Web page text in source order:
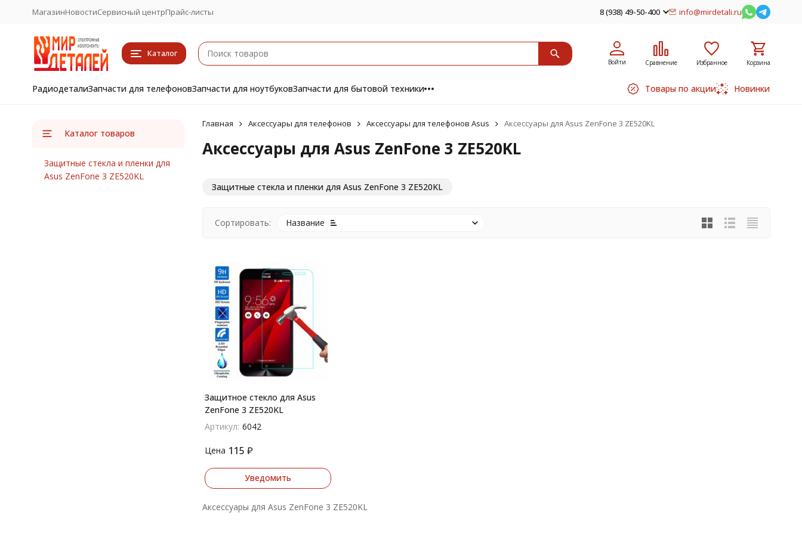
МагазинНовостиСервисный центрПрайс-листы 8 (938) 49-50-400 info@mirdetali.ru
Каталог
Войти Сравнение Избранное Корзина
РадиодеталиЗапчасти для телефоновЗапчасти для ноутбуковЗапчасти для бытовой техники Товары по акции Новинки
Главная Аксессуары для телефонов Аксессуары для телефонов Asus Аксессуары для Asus ZenFone 3 ZE520KL
Аксессуары для Asus ZenFone 3 ZE520KL
Защитные стекла и пленки для Asus ZenFone 3 ZE520KL
Сортировать: Название
Защитное стекло для Asus
ZenFone 3 ZE520KL
Артикул: 6042
Цена 115 ₽
Уведомить
Аксессуары для Asus ZenFone 3 ZE520KL
Каталог товаров
Защитные стекла и пленки для
Asus ZenFone 3 ZE520KL